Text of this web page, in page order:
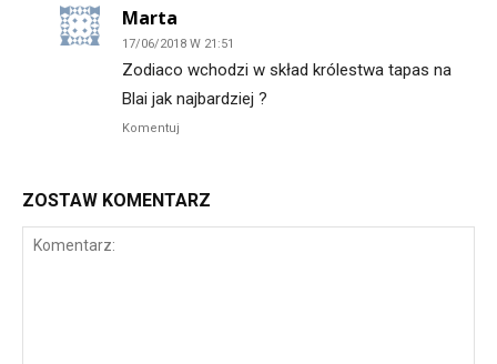
Marta
17/06/2018 W 21:51
Zodiaco wchodzi w skład królestwa tapas na
Blai jak najbardziej ?
Komentuj
ZOSTAW KOMENTARZ